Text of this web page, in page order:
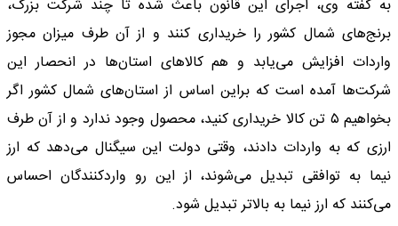
به گفته وی، اجرای این قانون باعث شده تا چند شرکت بزرگ،
برنج‌های شمال کشور را خریداری کنند و از آن طرف میزان مجوز
واردات افزایش می‌یابد و هم کالا‌های استان‌ها در انحصار این
شرکت‌ها آمده است که براین اساس از استان‌های شمال کشور اگر
بخواهیم ۵ تن کالا خریداری کنید، محصول وجود ندارد و از آن طرف
ارزی که به واردات دادند، وقتی دولت این سیگنال می‌دهد که ارز
نیما به توافقی تبدیل می‌شوند، از این رو واردکنندگان احساس
می‌کنند که ارز نیما به بالاتر تبدیل شود.